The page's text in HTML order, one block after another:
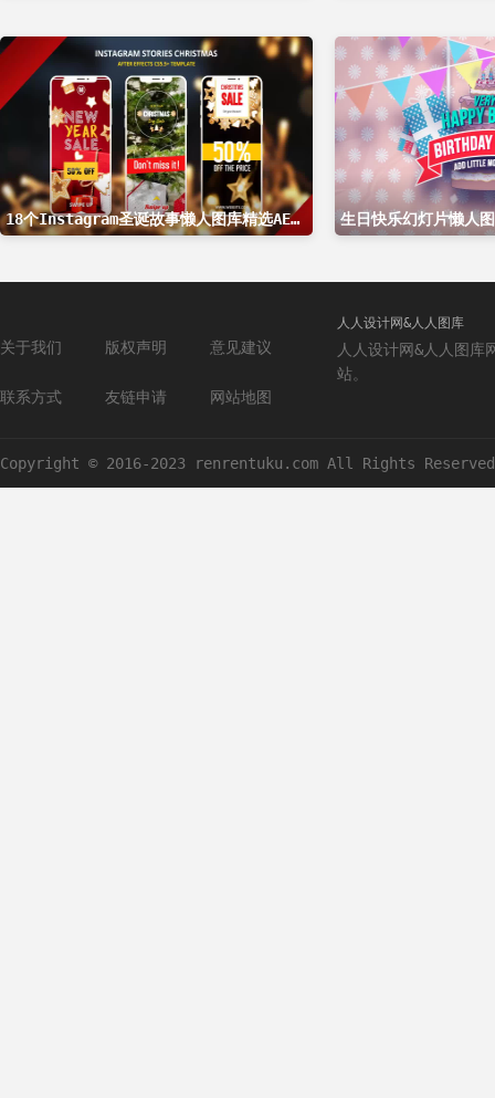
18个Instagram圣诞故事懒人图库精选AE模板 生日快乐幻灯片懒人
关于我们 版权声明 意见建议
联系方式 友链申请 网站地图
人人设计网&人人图库
人人设计网&人人图库
站。
Copyright © 2016-2023 renrentuku.com All Rights